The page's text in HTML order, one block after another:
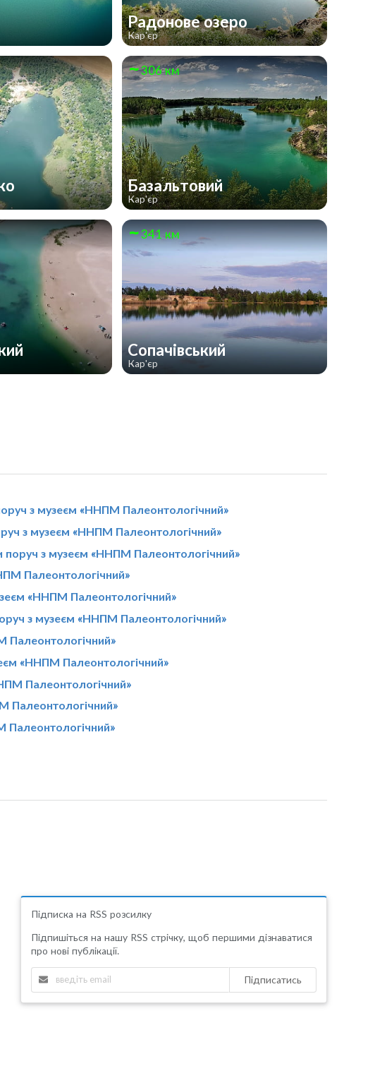
Радонове озеро
Кар'єр
306 км
Базальтовий
Кар'єр
341 км
Сопачівський
Кар'єр
з музеєм «ННПМ Палеонтологічний»
з музеєм «ННПМ Палеонтологічний»
поруч з музеєм «ННПМ Палеонтологічний»
Палеонтологічний»
«ННПМ Палеонтологічний»
з музеєм «ННПМ Палеонтологічний»
Палеонтологічний»
«ННПМ Палеонтологічний»
Палеонтологічний»
Палеонтологічний»
Палеонтологічний»
Підписка на RSS розсилку
Підпишіться на нашу RSS стрічку, щоб першими дізнаватися
про нові публікації.
Підписатись